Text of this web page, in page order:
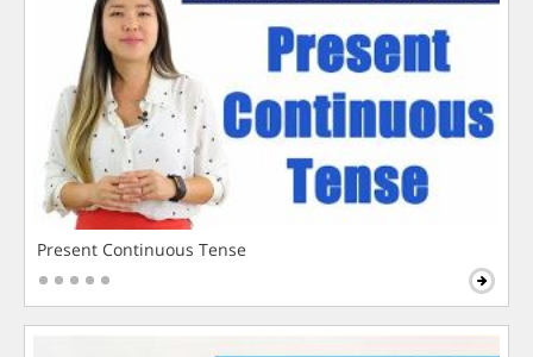
Present Continuous Tense